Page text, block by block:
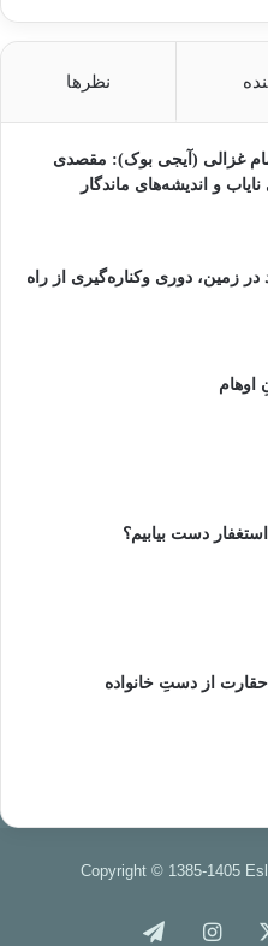
نظرها
غزالی (آیجی بوک): مقصدی
و اندیشه‌های ماندگار
زمین‌، دوری وکناره‌گیری از راه
اوهام
دست بیابیم؟
از دستِ خانواده
Copyright © 1385-1405
اینستاگرام